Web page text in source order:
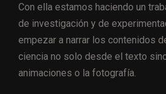
Con ella estamos haciendo un
de investigación y de
empezar a narrar los contenidos
ciencia no solo desde el texto
animaciones o la fotografía.